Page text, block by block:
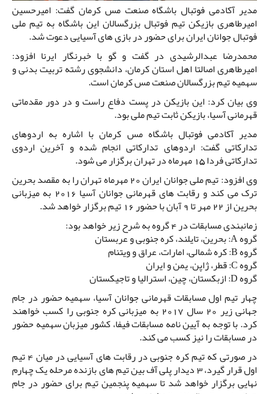
مدیر آکادمی فوتبال باشگاه صنعت مس کرمان گفت: امیرحسین
امیرطاهری بازیکن تیم فوتبال بزرگسالان این باشگاه به تیم ملی
فوتبال جوانان ایران برای حضور در بازی های آسیایی دعوت شد.
محمدرضا عبدالرشیدی در گفت و گو با خبرنگار ایرنا افزود:
امیرطاهری اصالتا اهل استان کرمان، دانشجوی رشته تربیت بدنی و
سهمیه تیم بزرگسالان صنعت مس کرمان است.
وی بیان کرد: این بازیکن در پست دفاع راست و در دور مقدماتی
قهرمانی آسیا، بازیکن ثابت تیم ملی بود.
مدیر آکادمی فوتبال باشگاه مس کرمان با اشاره به اردوهای
تدارکاتی گفت: اردوهای تدارکاتی انجام شده و آخرین اردوی
تدارکاتی فردا 15 مهرماه در تهران برگزار می شود.
وی افزود: تیم ملی جوانان ایران 20 مهرماه تهران را به مقصد بحرین
ترک می کند و رقابت های قهرمانی جوانان آسیا 2016 به میزبانی
بحرین از 22 مهر تا 9 آبان با حضور 16 تیم برگزار خواهد شد.
زمانبندی مسابقات در 4 گروه به شرح زیر خواهد بود:
گروه A: بحرین، تایلند، کره جنوبی و عربستان
گروه B: کره شمالی، امارات، عراق و ویتنام
گروه C: قطر، ژاپن، یمن و ایران
گروه D: ازبکستان، چین، استرالیا و تاجیکستان
چهار تیم اول مسابقات قهرمانی جوانان آسیا، سهمیه حضور در جام
جهانی زیر 20 سال 2017 به میزبانی کره جنوبی را کسب خواهند
کرد. با توجه به آیین نامه مسابقات فیفا، کشور میزبان سهمیه حضور
در مسابقات را نیز کسب می کند.
در صورتی که تیم کره جنوبی در رقابت های آسیایی در میان 4 تیم
اول قرار گیرد، 3 دیدار پلی آف بین تیم های بازنده مرحله یک چهارم
نهایی برگزار خواهد شد تا سهمیه پنجمین تیم برای حضور در جام